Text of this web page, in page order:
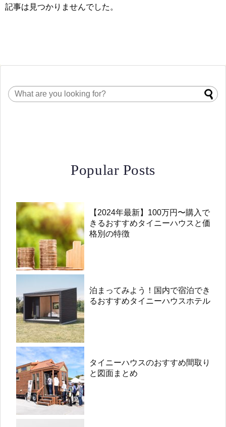
記事は見つかりませんでした。
Popular Posts
【2024年最新】100万円〜購入で
きるおすすめタイニーハウスと価
格別の特徴
泊まってみよう！国内で宿泊でき
るおすすめタイニーハウスホテル
タイニーハウスのおすすめ間取り
と図面まとめ